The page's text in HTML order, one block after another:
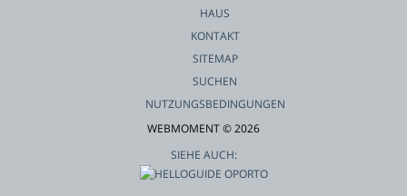
HAUS
KONTAKT
SITEMAP
SUCHEN
NUTZUNGSBEDINGUNGEN
WEBMOMENT © 2026
SIEHE AUCH: